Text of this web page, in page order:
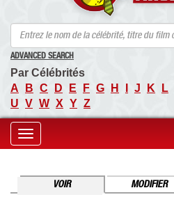
ADVANCED SEARCH
Par Célébrités
A
B C D E F G H J K L
U V W X Y Z
Toggle
navigation
VOIR MODIFIER